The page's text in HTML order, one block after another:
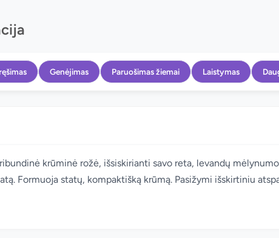
Genėjimas Paruošimas žiemai Laistymas
krūminė rožė, išsiskirianti savo reta, levandų
Formuoja statų, kompaktišką krūmą. Pasižymi išskirtiniu